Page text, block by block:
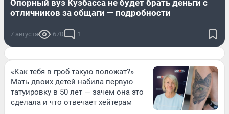
Опорный вуз Кузбасса не будет брать деньги с
отличников за общаги — подробности
7 августа 670 1
«Как тебя в гроб такую положат?»
Мать двоих детей набила первую
татуировку в 50 лет — зачем она это
сделала и что отвечает хейтерам